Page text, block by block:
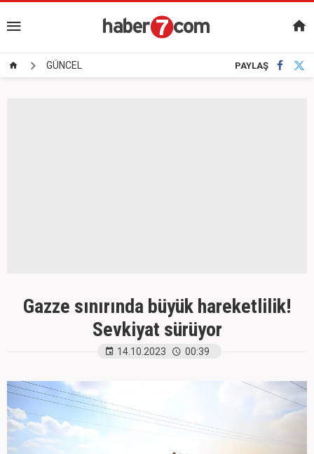
GÜNCEL PAYLAŞ
Gazze sınırında büyük hareketlilik!
Sevkiyat sürüyor
14.10.2023 00:39